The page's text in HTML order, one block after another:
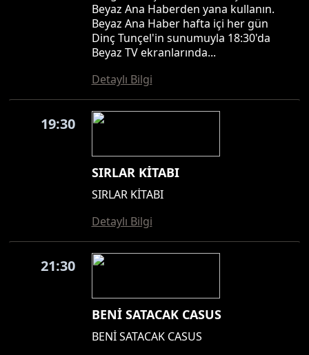
Beyaz Ana Haberden yana kullanın.
Beyaz Ana Haber hafta içi her gün
Dinç Tunçel'in sunumuyla 18:30'da
Beyaz TV ekranlarında...
Detaylı Bilgi
19:30
SIRLAR KİTABI
SIRLAR KİTABI
Detaylı Bilgi
21:30
BENİ SATACAK CASUS
BENİ SATACAK CASUS